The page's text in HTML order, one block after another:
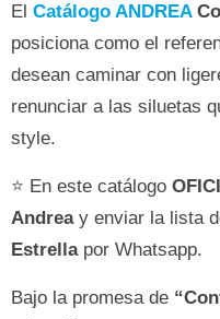
El Catálogo ANDREA
posiciona como el
desean caminar con
renunciar a las siluetas
style.
⭐ En este catálogo
Andrea y enviar la lista
Estrella por Whatsapp.
Bajo la promesa de